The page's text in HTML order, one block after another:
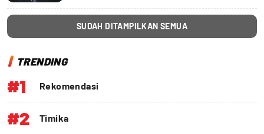
SUDAH DITAMPILKAN SEMUA
TRENDING
#1 Rekomendasi
#2 Timika